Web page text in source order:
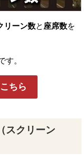
リーン数と 座席数を
す。
ちら
スクリーン